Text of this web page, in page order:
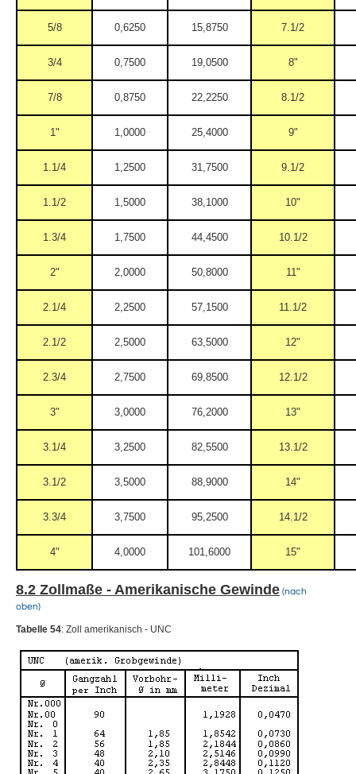
5/8 0,6250 15,8750 7.1/2
3/4 0,7500 19,0500 8"
7/8 0,8750 22,2250 8.1/2
1" 1,0000 25,4000 9"
1.1/4 1,2500 31,7500 9.1/2
1.1/2 1,5000 38,1000 10"
1.3/4 1,7500 44,4500 10.1/2
2" 2,0000 50,8000 11"
2.1/4 2,2500 57,1500 11.1/2
2.1/2 2,5000 63,5000 12"
2.3/4 2,7500 69,8500 12.1/2
3" 3,0000 76,2000 13"
3.1/4 3,2500 82,5500 13.1/2
3.1/2 3,5000 88,9000 14"
3.3/4 3,7500 95,2500 14.1/2
4" 4,0000 101,6000 15"
8.2 Zollmaße - Amerikanische Gewinde (nach
oben)
Tabelle 54: Zoll amerikanisch - UNC